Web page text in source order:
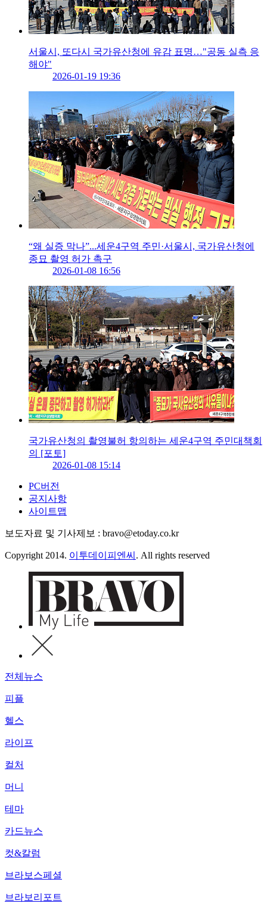
서울시, 또다시 국가유산청에 유감 표명…"공동 실측 응
해야"
2026-01-19 19:36
“왜 실증 막나”...세운4구역 주민·서울시, 국가유산청에
종묘 촬영 허가 촉구
2026-01-08 16:56
국가유산청의 촬영불허 항의하는 세운4구역 주민대책회
의 [포토]
2026-01-08 15:14
PC버전
공지사항
사이트맵
보도자료 및 기사제보 : bravo@etoday.co.kr
Copyright 2014. 이투데이피엔씨 . All rights reserved
전체뉴스
피플
헬스
라이프
컬처
머니
테마
카드뉴스
컷&칼럼
브라보스페셜
브라보리포트